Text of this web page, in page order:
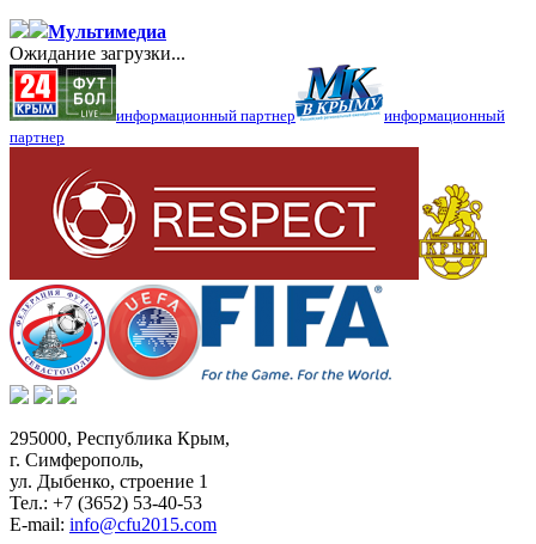
Мультимедиа
Ожидание загрузки...
информационный партнер
информационный
партнер
295000, Республика Крым,
г. Симферополь,
ул. Дыбенко, строение 1
Тел.: +7 (3652) 53-40-53
E-mail: info@cfu2015.com